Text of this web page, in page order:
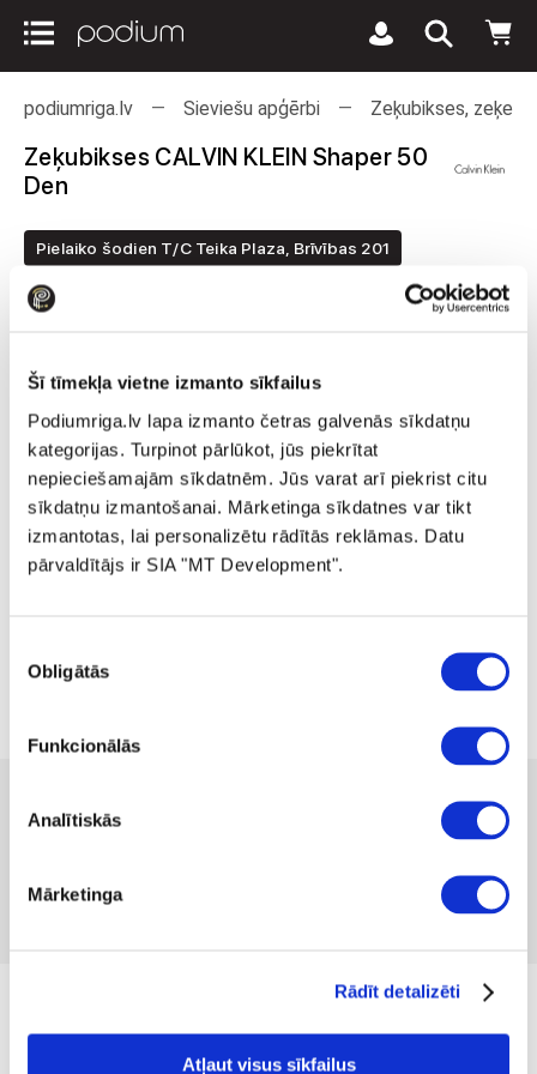
Šī tīmekļa vietne izmanto sīkfailus
Podiumriga.lv lapa izmanto četras galvenās sīkdatņu
kategorijas. Turpinot pārlūkot, jūs piekrītat
nepieciešamajām sīkdatnēm. Jūs varat arī piekrist citu
sīkdatņu izmantošanai. Mārketinga sīkdatnes var tikt
izmantotas, lai personalizētu rādītās reklāmas. Datu
pārvaldītājs ir SIA "MT Development".
izvēle
Obligātās
Funkcionālās
Analītiskās
Mārketinga
Rādīt detalizēti
Atļaut visus sīkfailus
podiumriga.lv Sieviešu apģērbi Zeķubikses, zeķes
Zeķubikses CALVIN KLEIN Shaper 50
Den
Pielaiko šodien T/C Teika Plaza, Brīvības 201
Pieejamība:
Pievienot vēlmju sarakstam
L XL